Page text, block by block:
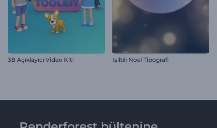
3B Açıklayıcı Video Kiti Işıltılı Noel Tipografi